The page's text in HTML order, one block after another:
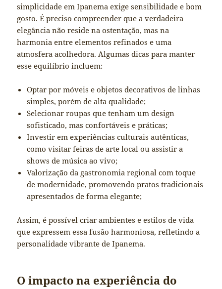
simplicidade em Ipanema exige sensibilidade e bom
gosto. É preciso compreender que a verdadeira
elegância não reside na ostentação, mas na
harmonia entre elementos refinados e uma
atmosfera acolhedora. Algumas dicas para manter
esse equilíbrio incluem:
Optar por móveis e objetos decorativos de linhas
simples, porém de alta qualidade;
Selecionar roupas que tenham um design
sofisticado, mas confortáveis e práticas;
Investir em experiências culturais autênticas,
como visitar feiras de arte local ou assistir a
shows de música ao vivo;
Valorização da gastronomia regional com toque
de modernidade, promovendo pratos tradicionais
apresentados de forma elegante;
Assim, é possível criar ambientes e estilos de vida
que expressem essa fusão harmoniosa, refletindo a
personalidade vibrante de Ipanema.
O impacto na experiência do